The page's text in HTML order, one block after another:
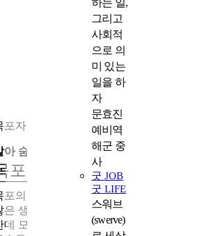
하는 일,
그리고
사회적
으로 의
미 있는
일을 하
자
문효진
예비역
해군 중
사
굿 JOB
굿 LIFE
스워브
(swerve)
포자연사박물관
아 숨 쉬는 자연의 발자취
포자연사박물관
포의 이야기는 사람들 속에도 있지만, 목
은 생명 사이에도 녹아 있다. 목포자연사
데 모았다. 입장하자마자 압도적인 크기